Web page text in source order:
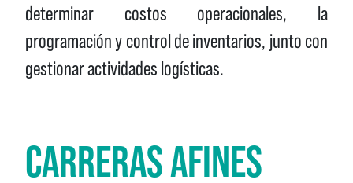
determinar costos operacionales, la
programación y control de inventarios, junto con
gestionar actividades logísticas.
CARRERAS AFINES